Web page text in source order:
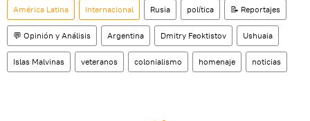
América Latina Internacional Rusia política 📝 Reportajes
💬 Opinión y Análisis Argentina Dmitry Feoktistov Ushuaia
Islas Malvinas veteranos colonialismo homenaje noticias